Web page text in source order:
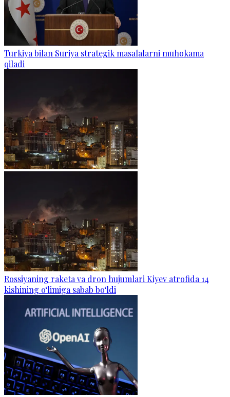
Turkiya bilan Suriya strategik masalalarni muhokama
qiladi
Rossiyaning raketa va dron hujumlari Kiyev atrofida 14
kishining o‘limiga sabab bo‘ldi